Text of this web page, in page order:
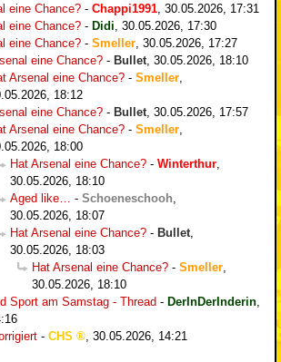
eine Chance? - Chappi1991 30.05.2026, 17:31
eine Chance? - Didi 30.05.2026, 17:30
eine Chance? - Smeller 30.05.2026, 17:27
eine Chance? - Bullet 30.05.2026, 18:10
Arsenal eine Chance? - Smeller
18:12
eine Chance? - Bullet 30.05.2026, 17:57
Arsenal eine Chance? - Smeller
18:00
Hat Arsenal eine Chance? - Winterthur
30.05.2026, 18:10
Aged like…
- Schoeneschooh
30.05.2026, 18:07
Hat Arsenal eine Chance? - Bullet
30.05.2026, 18:03
Hat Arsenal eine Chance? - Smeller
30.05.2026, 18:10
Sport am Samstag - Thread - DerInDerInderin
- CHS 30.05.2026, 14:21